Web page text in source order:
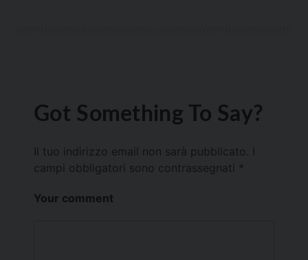
Got Something To Say?
Il tuo indirizzo email non sarà pubblicato.
campi obbligatori sono contrassegnati *
Your comment